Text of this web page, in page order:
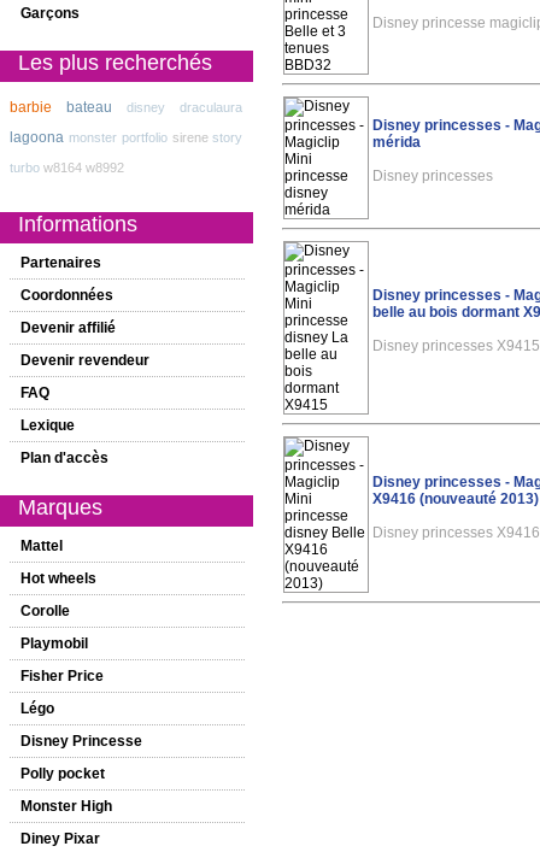
Garçons
Les plus recherchés
barbie bateau disney draculaura
lagoona monster portfolio sirene story
turbo w8164 w8992
Informations
Partenaires
Coordonnées
Devenir affilié
Devenir revendeur
FAQ
Lexique
Plan d'accès
Marques
Mattel
Hot wheels
Corolle
Playmobil
Fisher Price
Légo
Disney Princesse
Polly pocket
Monster High
Diney Pixar
Disney princesse
Disney princesses -
mérida
Disney princesses
Disney princesses -
belle au bois dormant
Disney princesses X9415
Disney princesses -
X9416 (nouveauté 2013)
Disney princesses X9416